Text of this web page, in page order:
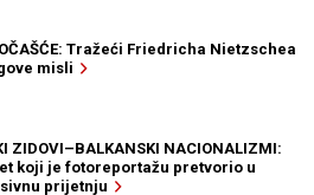
Tražeći Friedricha Nietzschea
misli
ZIDOVI–BALKANSKI NACIONALIZMI:
koji je fotoreportažu pretvorio u
prijetnju